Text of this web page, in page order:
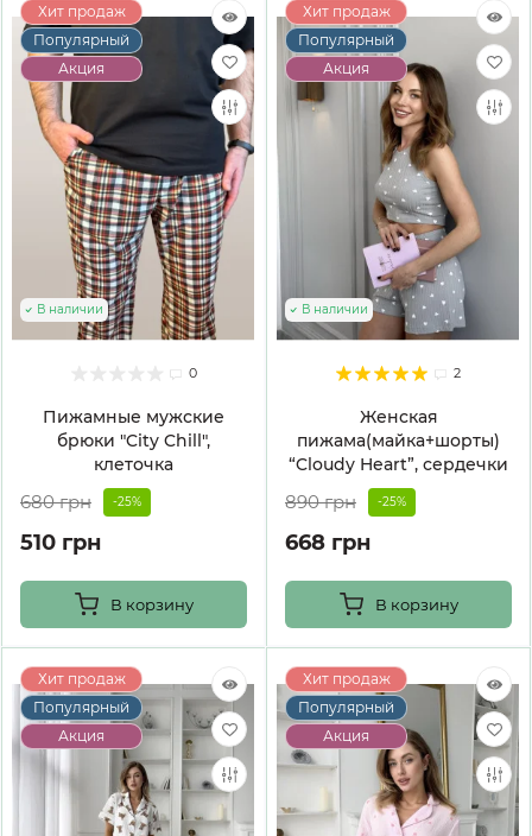
Хит продаж
Популярный
Акция
0
Пижамные мужские
брюки "City Chill",
клеточка
В наличии
680 грн -25%
510 грн
В корзину
Хит продаж
Популярный
Акция
2
Женская
пижама(майка+шорты)
“Cloudy Heart”, сердечки
В наличии
890 грн -25%
668 грн
В корзину
Хит продаж
Популярный
Акция
Хит продаж
Популярный
Акция